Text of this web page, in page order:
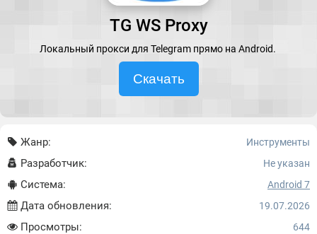
TG WS Proxy
Локальный прокси для Telegram прямо на Android.
Скачать
Жанр: Инструменты
Разработчик: Не указан
Система: Android 7
Дата обновления: 19.07.2026
Просмотры: 644